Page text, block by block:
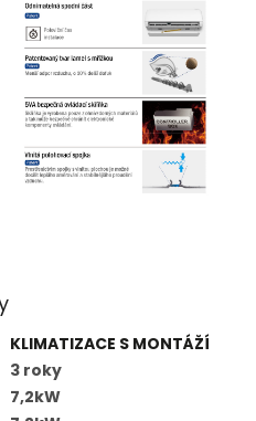
KLIMATIZACE S MONTÁŽÍ
3 roky
7,2kW